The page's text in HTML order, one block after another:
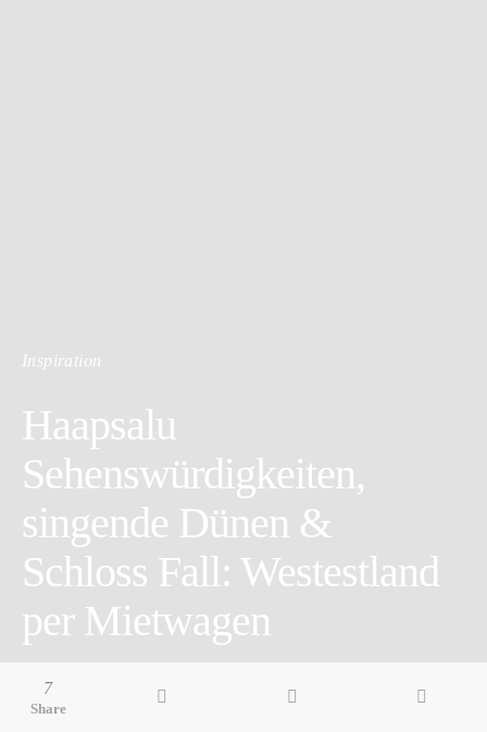
Inspiration
Haapsalu
Sehenswürdigkeiten,
singende Dünen &
Schloss Fall: Westestland
per Mietwagen
5 minute read
7
Share